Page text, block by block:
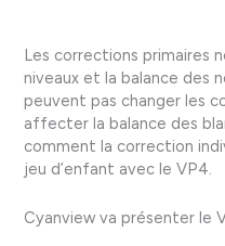
Les corrections primaires
niveaux et la balance des
peuvent pas changer les
affecter la balance des
comment la correction
jeu d’enfant avec le VP4.
Cyanview va présenter le